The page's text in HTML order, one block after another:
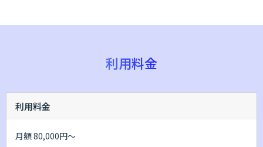
利用料金
利用料金
月額 80,000円～